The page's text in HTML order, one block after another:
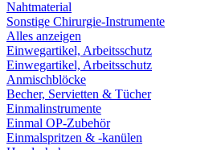
Nahtmaterial
Sonstige Chirurgie-Instrumente
Alles anzeigen
Einwegartikel, Arbeitsschutz
Einwegartikel, Arbeitsschutz
Anmischblöcke
Becher, Servietten & Tücher
Einmalinstrumente
Einmal OP-Zubehör
Einmalspritzen & -kanülen